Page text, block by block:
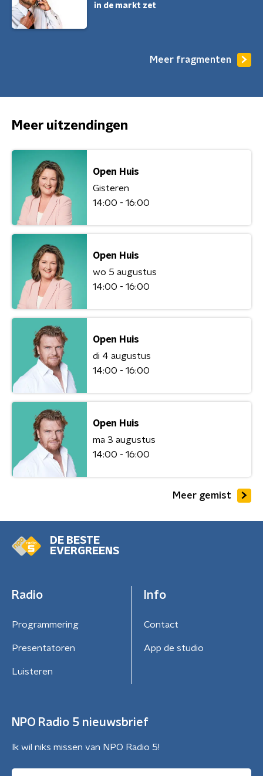
in de markt zet
Meer fragmenten
Meer uitzendingen
Open Huis
Gisteren
14:00 - 16:00
Open Huis
wo 5 augustus
14:00 - 16:00
Open Huis
di 4 augustus
14:00 - 16:00
Open Huis
ma 3 augustus
14:00 - 16:00
Meer gemist
DE BESTE
EVERGREENS
Radio
Programmering
Presentatoren
Luisteren
Info
Contact
App de studio
NPO Radio 5 nieuwsbrief
Ik wil niks missen van NPO Radio 5!